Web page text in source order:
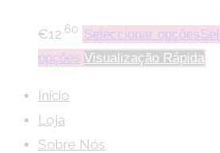
€12 .60 Seleccionar opções
opções Visualização Rápida
Início
Loja
Sobre Nós